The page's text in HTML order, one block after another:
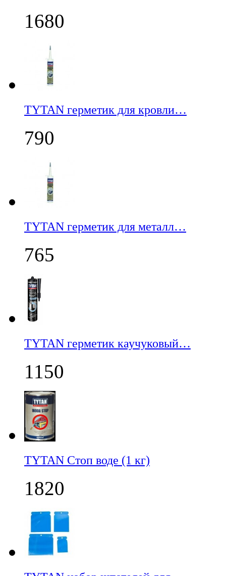
1680
TYTAN герметик для кровли…
790
TYTAN герметик для металл…
765
TYTAN герметик каучуковый…
1150
TYTAN Стоп воде (1 кг)
1820